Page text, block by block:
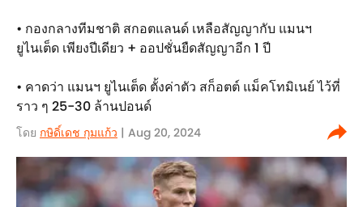
• กองกลางทีมชาติ สกอตแลนด์ เหลือสัญญากับ แมนฯ
ยูไนเต็ด เพียงปีเดียว + ออปชั่นยืดสัญญาอีก 1 ปี
• คาดว่า แมนฯ ยูไนเต็ด ตั้งค่าตัว สก็อตต์ แม็คโทมิเนย์ ไว้ที่
ราว ๆ 25-30 ล้านปอนด์
โดย กษิดิ์เดช กุมแก้ว | Aug 20, 2024